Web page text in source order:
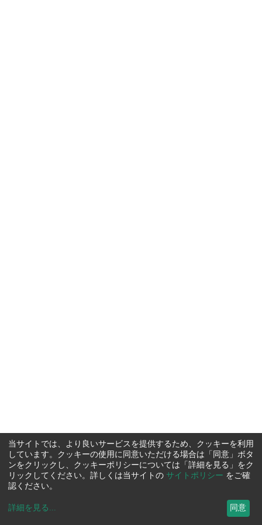
当サイトでは、より良いサービスを提供するため、クッキーを利用
しています。クッキーの使用に同意いただける場合は「同意」ボタ
ンをクリックし、クッキーポリシーについては「詳細を見る」をク
リックしてください。詳しくは当サイトの サイトポリシー をご確
認ください。
詳細を見る ... 同意